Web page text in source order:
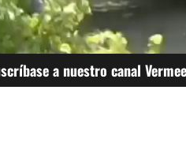
a nuestro canal